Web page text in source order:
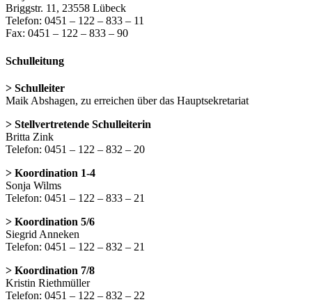
Briggstr. 11, 23558 Lübeck
Telefon: 0451 – 122 – 833 – 11
Fax: 0451 – 122 – 833 – 90
Schulleitung
> Schulleiter
Maik Abshagen, zu erreichen über das Hauptsekretariat
> Stellvertretende Schulleiterin
Britta Zink
Telefon: 0451 – 122 – 832 – 20
> Koordination 1-4
Sonja Wilms
Telefon: 0451 – 122 – 833 – 21
> Koordination 5/6
Siegrid Anneken
Telefon: 0451 – 122 – 832 – 21
> Koordination 7/8
Kristin Riethmüller
Telefon: 0451 – 122 – 832 – 22